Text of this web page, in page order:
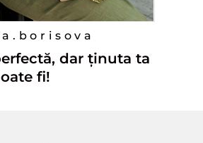
dar ținuta ta
fi!